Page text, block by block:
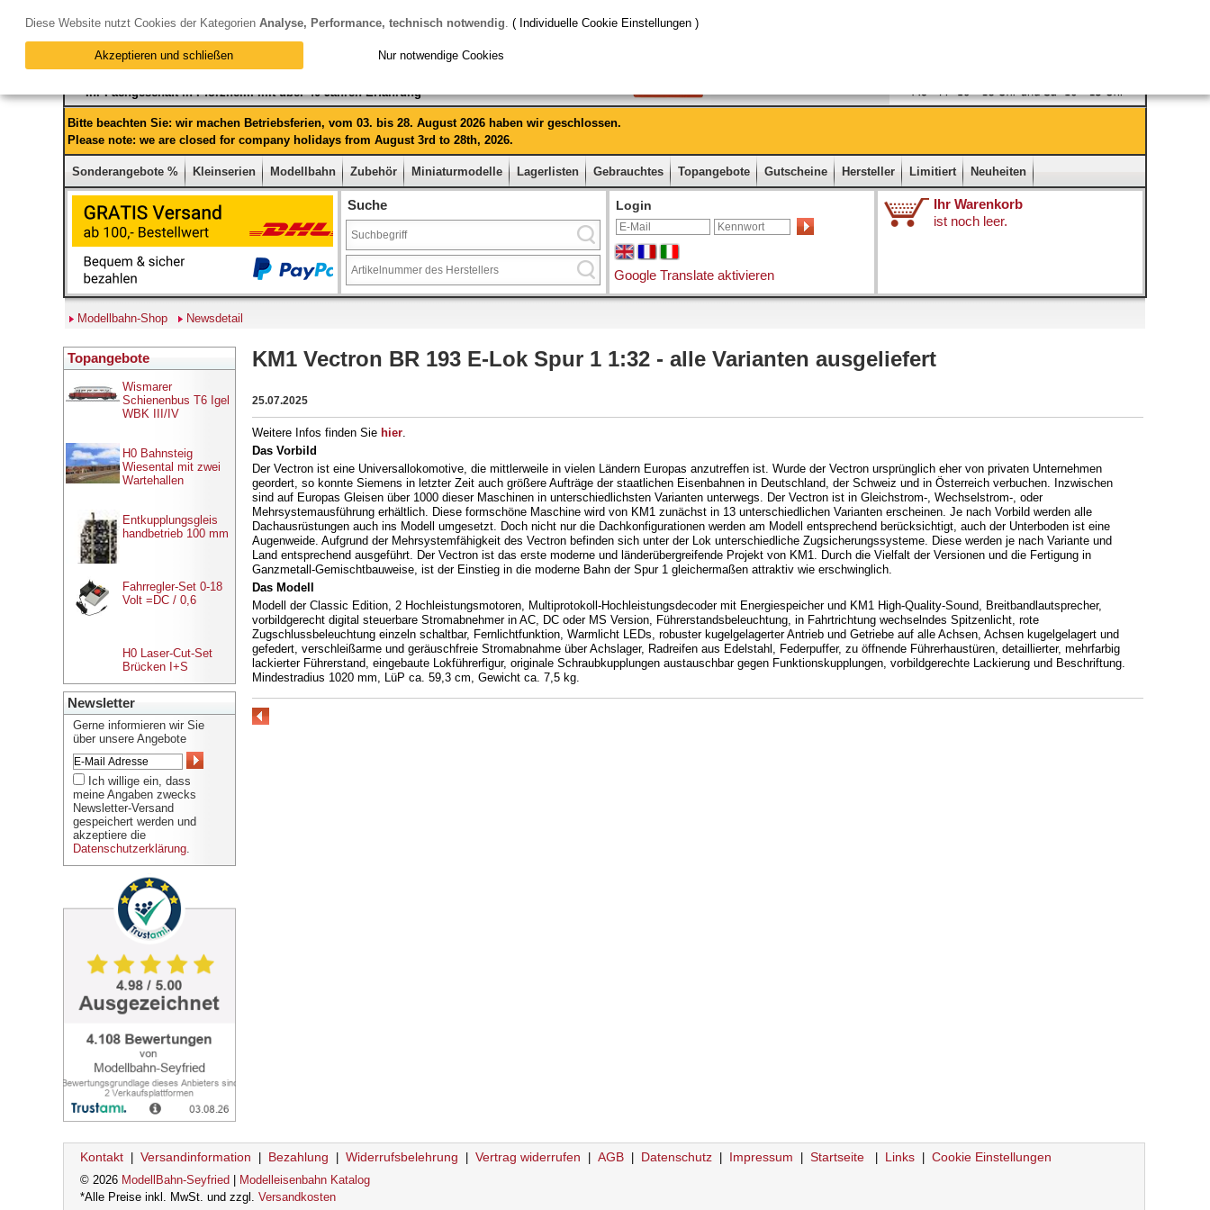
Ihr Fachgeschäft in Pforzheim mit über 40 Jahren Erfahrung
Bitte beachten Sie: wir machen Betriebsferien, vom 03. bis 28. August 2026 haben wir geschlossen.
Please note: we are closed for company holidays from August 3rd to 28th, 2026.
Sonderangebote % Kleinserien Modellbahn Zubehör Miniaturmodelle Lagerlisten Gebrauchtes Topangebote Gutscheine Hersteller Limitiert Neuheiten
Suche Login
Google Translate aktivieren
Ihr Warenkorb
ist noch leer.
Modellbahn-Shop Newsdetail
Topangebote
Wismarer
Schienenbus T6 Igel
WBK III/IV
H0 Bahnsteig
Wiesental mit zwei
Wartehallen
Entkupplungsgleis
handbetrieb 100 mm
Fahrregler-Set 0-18
Volt =DC / 0,6
H0 Laser-Cut-Set
Brücken I+S
Newsletter
Gerne informieren wir Sie
über unsere Angebote
Ich willige ein, dass
meine Angaben zwecks
Newsletter-Versand
gespeichert werden und
akzeptiere die
Datenschutzerklärung.
KM1 Vectron BR 193 E-Lok Spur 1 1:32 - alle Varianten ausgeliefert
25.07.2025
Weitere Infos finden Sie hier.
Das Vorbild
Der Vectron ist eine Universallokomotive, die mittlerweile in vielen Ländern Europas anzutreffen ist. Wurde der Vectron ursprünglich eher von privaten Unternehmen
geordert, so konnte Siemens in letzter Zeit auch größere Aufträge der staatlichen Eisenbahnen in Deutschland, der Schweiz und in Österreich verbuchen. Inzwischen
sind auf Europas Gleisen über 1000 dieser Maschinen in unterschiedlichsten Varianten unterwegs. Der Vectron ist in Gleichstrom-, Wechselstrom-, oder
Mehrsystemausführung erhältlich. Diese formschöne Maschine wird von KM1 zunächst in 13 unterschiedlichen Varianten erscheinen. Je nach Vorbild werden alle
Dachausrüstungen auch ins Modell umgesetzt. Doch nicht nur die Dachkonfigurationen werden am Modell entsprechend berücksichtigt, auch der Unterboden ist eine
Augenweide. Aufgrund der Mehrsystemfähigkeit des Vectron befinden sich unter der Lok unterschiedliche Zugsicherungssysteme. Diese werden je nach Variante und
Land entsprechend ausgeführt. Der Vectron ist das erste moderne und länderübergreifende Projekt von KM1. Durch die Vielfalt der Versionen und die Fertigung in
Ganzmetall-Gemischtbauweise, ist der Einstieg in die moderne Bahn der Spur 1 gleichermaßen attraktiv wie erschwinglich.
Das Modell
Modell der Classic Edition, 2 Hochleistungsmotoren, Multiprotokoll-Hochleistungsdecoder mit Energiespeicher und KM1 High-Quality-Sound, Breitbandlautsprecher,
vorbildgerecht digital steuerbare Stromabnehmer in AC, DC oder MS Version, Führerstandsbeleuchtung, in Fahrtrichtung wechselndes Spitzenlicht, rote
Zugschlussbeleuchtung einzeln schaltbar, Fernlichtfunktion, Warmlicht LEDs, robuster kugelgelagerter Antrieb und Getriebe auf alle Achsen, Achsen kugelgelagert und
gefedert, verschleißarme und geräuschfreie Stromabnahme über Achslager, Radreifen aus Edelstahl, Federpuffer, zu öffnende Führerhaustüren, detaillierter, mehrfarbig
lackierter Führerstand, eingebaute Lokführerfigur, originale Schraubkupplungen austauschbar gegen Funktionskupplungen, vorbildgerechte Lackierung und Beschriftung.
Mindestradius 1020 mm, LüP ca. 59,3 cm, Gewicht ca. 7,5 kg.
Kontakt Versandinformation Bezahlung Widerrufsbelehrung Vertrag widerrufen AGB Datenschutz Impressum Startseite Links Cookie Einstellungen
© 2026 ModellBahn-Seyfried
Modelleisenbahn Katalog
*Alle Preise inkl. MwSt. und zzgl. Versandkosten
Diese Website nutzt Cookies der Kategorien Analyse, Performance, technisch notwendig. ( Individuelle Cookie Einstellungen )
Akzeptieren und schließen Nur notwendige Cookies